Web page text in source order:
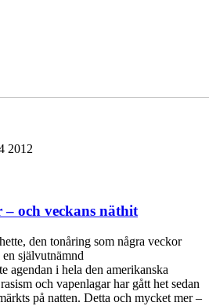
2012
– och veckans näthit
den tonåring som några veckor
självutnämnd
agendan i hela den amerikanska
och vapenlagar har gått het sedan
på natten. Detta och mycket mer –